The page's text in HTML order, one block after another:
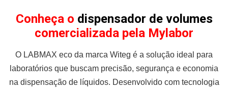
Conheça o dispensador de volumes
comercializada pela Mylabor
O LABMAX eco da marca Witeg é a solução ideal para
laboratórios que buscam precisão, segurança e economia
na dispensação de líquidos. Desenvolvido com tecnologia